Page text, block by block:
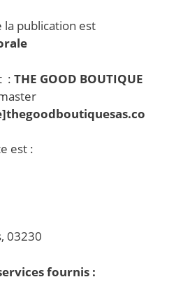
la publication est
: THE GOOD BOUTIQUE
est :
03230
fournis :